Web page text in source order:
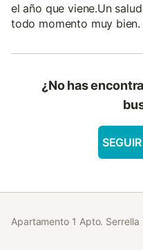
el año que viene.Un
todo momento muy bien.
¿No has
Apartamento 1 Apto. Serrella